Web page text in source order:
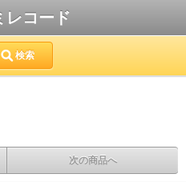
レコード
検索
次の商品へ